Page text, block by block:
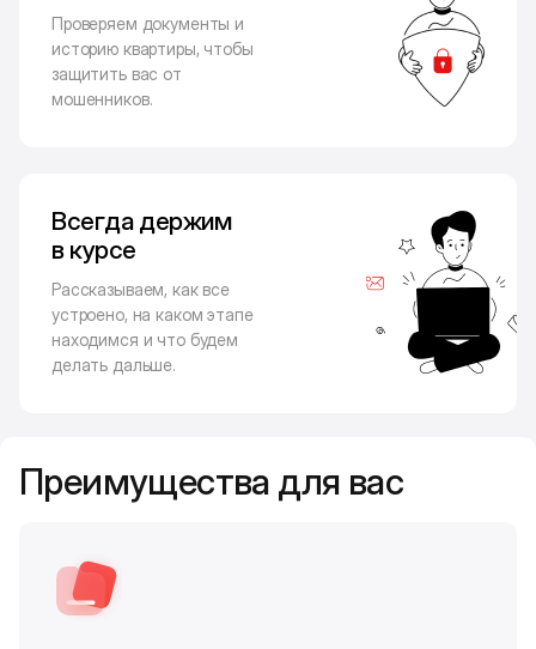
Проверяем документы и
историю квартиры, чтобы
защитить вас от
мошенников.
Всегда держим
в курсе
Рассказываем, как все
устроено, на каком этапе
находимся и что будем
делать дальше.
Преимущества для вас